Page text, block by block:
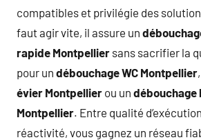
compatibles et privilégie des
faut agir vite, il assure un
rapide Montpellier sans sacrifier la
pour un débouchage WC Montpellier
évier Montpellier ou un débouchage
Montpellier. Entre qualité
réactivité, vous gagnez un réseau